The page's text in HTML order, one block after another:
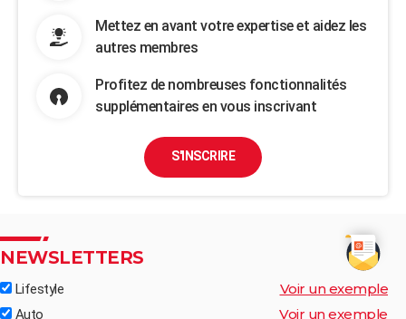
Mettez en avant votre expertise et aidez les
autres membres
Profitez de nombreuses fonctionnalités
supplémentaires en vous inscrivant
S'INSCRIRE
NEWSLETTERS
Lifestyle Voir un exemple
Auto Voir un exemple